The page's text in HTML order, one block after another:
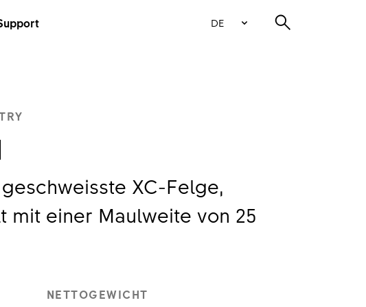
DE
XC-Felge,
mit einer Maulweite von 25
NETTOGEWICHT